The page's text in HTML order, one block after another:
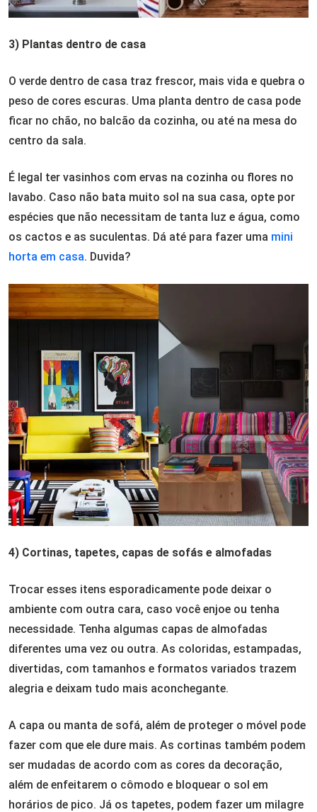
3) Plantas dentro de casa
O verde dentro de casa traz frescor, mais vida e quebra o
peso de cores escuras. Uma planta dentro de casa pode
ficar no chão, no balcão da cozinha, ou até na mesa do
centro da sala.
É legal ter vasinhos com ervas na cozinha ou flores no
lavabo. Caso não bata muito sol na sua casa, opte por
espécies que não necessitam de tanta luz e água, como
os cactos e as suculentas. Dá até para fazer uma mini
horta em casa. Duvida?
4) Cortinas, tapetes, capas de sofás e almofadas
Trocar esses itens esporadicamente pode deixar o
ambiente com outra cara, caso você enjoe ou tenha
necessidade. Tenha algumas capas de almofadas
diferentes uma vez ou outra. As coloridas, estampadas,
divertidas, com tamanhos e formatos variados trazem
alegria e deixam tudo mais aconchegante.
A capa ou manta de sofá, além de proteger o móvel pode
fazer com que ele dure mais. As cortinas também podem
ser mudadas de acordo com as cores da decoração,
além de enfeitarem o cômodo e bloquear o sol em
horários de pico. Já os tapetes, podem fazer um milagre